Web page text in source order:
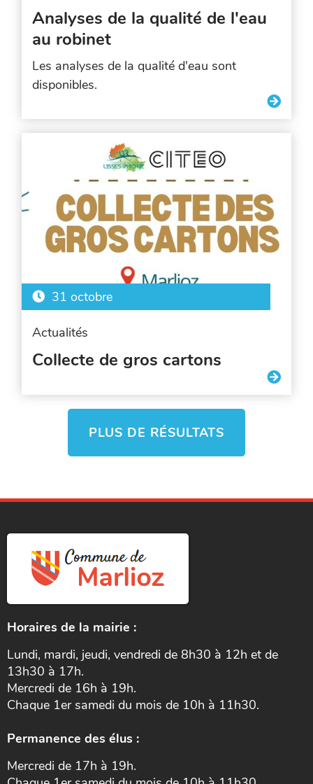
Analyses de la qualité de l'eau
au robinet
Les analyses de la qualité d'eau sont
disponibles.
31 octobre
Actualités
Collecte de gros cartons
PLUS DE RÉSULTATS
Horaires de la mairie :
Lundi, mardi, jeudi, vendredi de 8h30 à 12h et de
13h30 à 17h.
Mercredi de 16h à 19h.
Chaque 1er samedi du mois de 10h à 11h30.
Permanence des élus :
Mercredi de 17h à 19h.